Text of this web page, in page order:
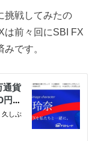
挑戦してみたの
は前々回にSBI FX
です。